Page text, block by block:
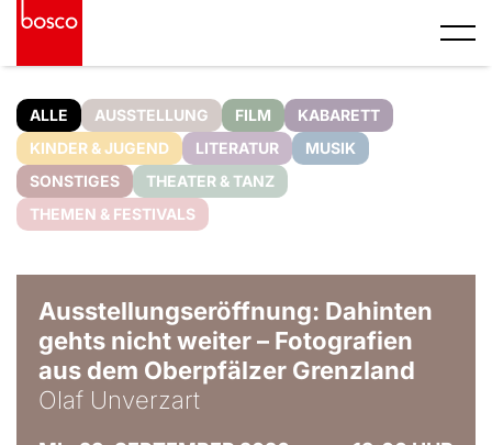
ALLE AUSSTELLUNG FILM
KABARETT
KINDER & JUGEND
LITERATUR
MUSIK
SONSTIGES
THEATER & TANZ
THEMEN & FESTIVALS
Ausstellungseröffnung: Dahinten
gehts nicht weiter – Fotografien
aus dem Oberpfälzer Grenzland
Olaf Unverzart